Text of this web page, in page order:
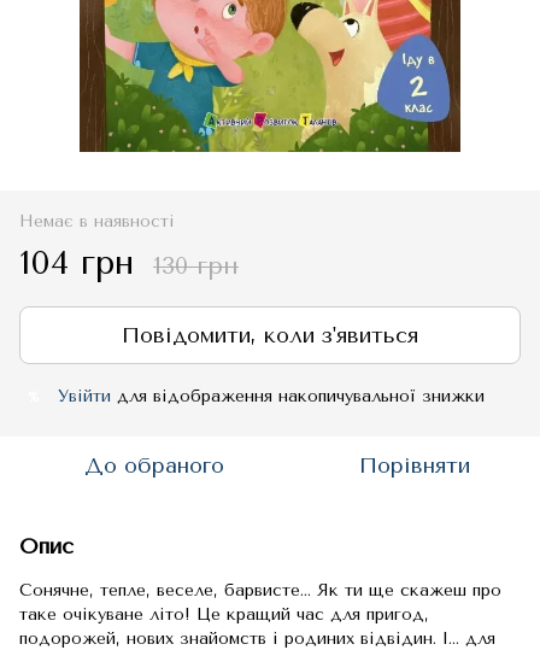
Немає в наявності
104 грн 130 грн
Повідомити, коли з'явиться
Увійти для відображення накопичувальної знижки
До обраного Порівняти
Опис
Сонячне, тепле, веселе, барвисте... Як ти ще скажеш про
таке очікуване літо! Це кращий час для пригод,
подорожей, нових знайомств і родиних відвідин. І... для